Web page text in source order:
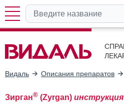
Видаль Описания препаратов
Зирган® (Zyrgan)